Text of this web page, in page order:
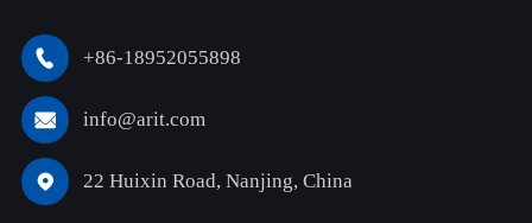
 +86-18952055898
 info@arit.com
 22 Huixin Road, Nanjing, China